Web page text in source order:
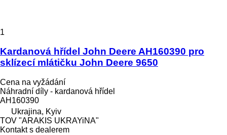
1
Kardanová hřídel John Deere AH160390 pro
sklízecí mlátičku John Deere 9650
Cena na vyžádání
Náhradní díly - kardanová hřídel
AH160390
Ukrajina, Kyiv
TOV "ARAKIS UKRAYiNA"
Kontakt s dealerem